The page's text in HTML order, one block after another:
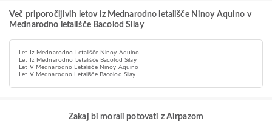
Več priporočljivih letov iz Mednarodno letališče Ninoy Aquino v
Mednarodno letališče Bacolod Silay
Let Iz Mednarodno Letališče Ninoy Aquino
Let Iz Mednarodno Letališče Bacolod Silay
Let V Mednarodno Letališče Ninoy Aquino
Let V Mednarodno Letališče Bacolod Silay
Zakaj bi morali potovati z Airpazom